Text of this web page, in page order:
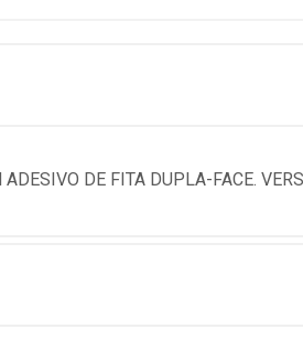
DE FITA DUPLA-FACE.